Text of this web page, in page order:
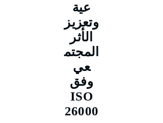
عية
وتعزيز
الأثر
المجتم
عي
وفق
ISO
26000